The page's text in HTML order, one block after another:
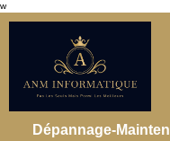
w
Dépannage-